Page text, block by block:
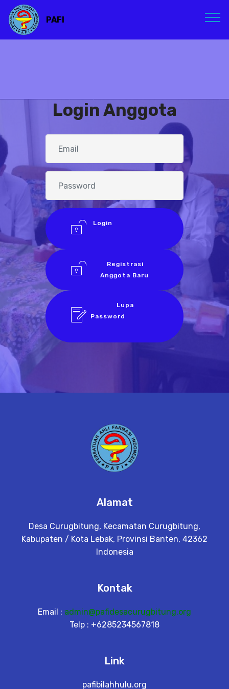
PAFI
Login Anggota
Login
Registrasi
Anggota Baru
Lupa
Password
Alamat
Desa Curugbitung, Kecamatan Curugbitung,
Kabupaten / Kota Lebak, Provinsi Banten, 42362
Indonesia
Kontak
Email : admin@pafidesacurugbitung.org
Telp : +6285234567818
Link
pafibilahhulu.org